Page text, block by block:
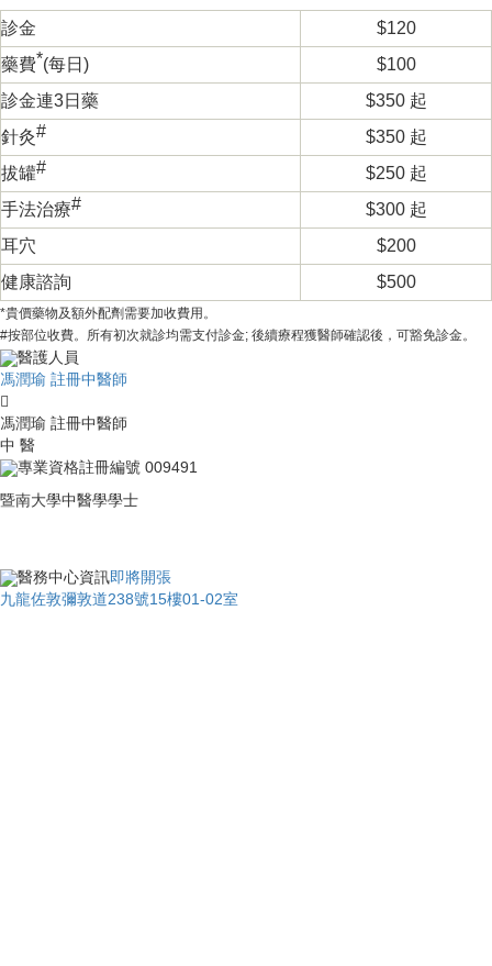
診金
$120
藥費*(每日 )
$100
診金連3日藥
$350 起
針灸#
$350 起
拔罐#
$250 起
手法治療#
$300 起
耳穴
$200
健康諮詢
$500
*貴價藥物及額外配劑需要加收費用。
#按部位收費。所有初次就診均需支付診金; 後續療程獲醫師確認後，可豁免診金。
醫護人員
馮潤瑜 註冊中醫師
馮潤瑜 註冊中醫師
中 醫
專業資格註冊編號 009491
暨南大學中醫學學士
醫務中心資訊即將開張
九龍佐敦彌敦道238號15樓01-02室